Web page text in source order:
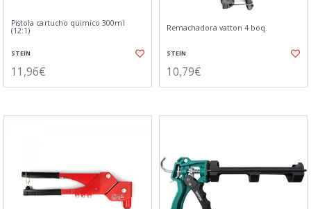
Pistola cartucho quimico 300ml
(12:1)
STEIN
11,96€
Remachadora vatton 4 boq.
STEIN
10,79€